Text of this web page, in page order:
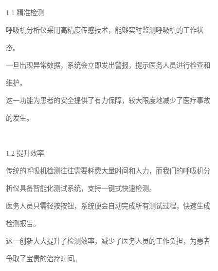
1.1 精准检测
呼吸机分析仪采用高精度传感技术，能够实时监测呼吸机的工作状
态。
一旦出现异常数据，系统会立即发出警报，提示医务人员进行检查和
维护。
这一功能为患者的安全提供了有力保障，较大限度地减少了医疗事故
的发生。
1.2 提升效率
传统的呼吸机检测往往需要耗费大量时间和人力，而我们的呼吸机分
析仪具备智能化测试系统，支持一键式快速检测。
医务人员只需轻按按钮，系统便会自动完成所有测试过程，快速生成
检测报告。
这一创新大大提升了检测效率，减少了医务人员的工作负担，为患者
争取了宝贵的治疗时间。